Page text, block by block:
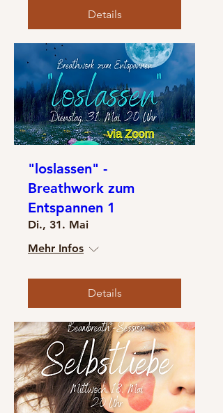
Details
"loslassen" -
Breathwork zum
Entspannen 1
Di., 31. Mai
Mehr Infos
Details